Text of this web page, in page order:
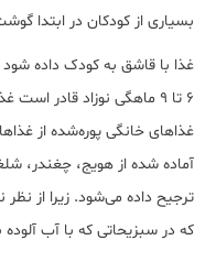
بسیاری از کودکان در ابتدا
غذا با قاشق به کودک داده
6 تا 9 ماهگی نوزاد قادر
غذاهای خانگی پوره‌شده از
آماده شده از هویج، چغندر،
ترجیح داده می‌شود. زیرا از نظر
که در سبزیحاتی که با آب آلوده